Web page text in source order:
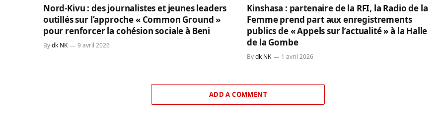
Nord-Kivu : des journalistes et jeunes leaders
outillés sur l’approche « Common Ground »
pour renforcer la cohésion sociale à Beni
Bydk NK 9 avril 2026
Kinshasa : partenaire de la RFI, la Radio de la
Femme prend part aux enregistrements
publics de « Appels sur l’actualité » à la Halle
de la Gombe
By dk NK 1 avril 2026
ADD A COMMENT